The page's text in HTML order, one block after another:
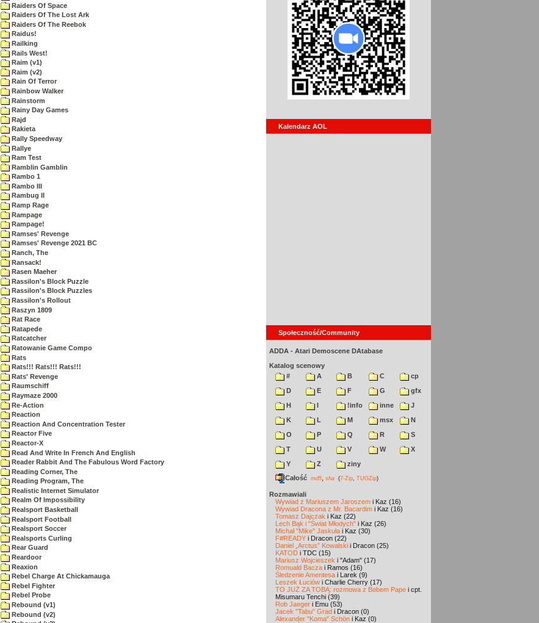
Raiders Of Space
Raiders Of The Lost Ark
Raiders Of The Reebok
Raidus!
Railking
Rails West!
Raim (v1)
Raim (v2)
Rain Of Terror
Rainbow Walker
Rainstorm
Rainy Day Games
Rajd
Rakieta
Rally Speedway
Rallye
Ram Test
Ramblin Gamblin
Rambo 1
Rambo III
Rambug II
Ramp Rage
Rampage
Rampage!
Ramses' Revenge
Ramses' Revenge 2021 BC
Ranch, The
Ransack!
Rasen Maeher
Rassilon's Block Puzzle
Rassilon's Block Puzzles
Rassilon's Rollout
Raszyn 1809
Rat Race
Ratapede
Ratcatcher
Ratowanie Game Compo
Rats
Rats!!! Rats!!! Rats!!!
Rats' Revenge
Raumschiff
Raymaze 2000
Re-Action
Reaction
Reaction And Concentration Tester
Reactor Five
Reactor-X
Read And Write In French And English
Reader Rabbit And The Fabulous Word Factory
Reading Corner, The
Reading Program, The
Realistic Internet Simulator
Realm Of Impossibility
Realsport Basketball
Realsport Football
Realsport Soccer
Realsports Curling
Rear Guard
Reardoor
Reaxion
Rebel Charge At Chickamauga
Rebel Fighter
Rebel Probe
Rebound (v1)
Rebound (v2)
Kalendarz AOL
Społeczność/Community
ADDA - Atari Demoscene DAtabase
Katalog scenowy
#
A B C
cp
D
E F G
gfx
H
I !info inne
J
K
L M msx
N
O
P Q R
S
T
U V W
X
Y
Z
ziny
Całość md5 sha (7-Zip TUGZip)
Rozmawiali
Wywiad z Mariuszem Jaroszem i Kaz (16)
Wywiad Dracona z Mr. Bacardim i Kaz (16)
Tomasz Dajczak i Kaz (22)
Lech Bąk i "Świat Młodych" i Kaz (26)
Michał "Mike" Jaskuła i Kaz (30)
F#READY i Dracon (22)
Daniel „Arctus” Kowalski i Dracon (25)
KATOD i TDC (15)
Mariusz Wojcieszek i "Adam" (17)
Romuald Bacza i Ramos (16)
Śledzenie Amentesa i Larek (9)
Leszek Łuciów i Charlie Cherry (17)
TO JUŻ ZA TOBĄ: rozmowa z Bobem Pape i cpt.
Misumaru Tenchi (39)
Rob Jaeger i Emu (53)
Jacek "Tabu" Grad i Dracon (0)
Alexander "Koma" Schön i Kaz (0)